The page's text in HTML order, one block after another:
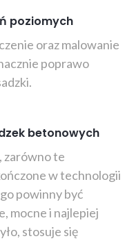
poziomych
oraz malowanie
poprawo
betonowych
zarówno te
w technologii
powinny być
mocne i najlepiej
stosuje się